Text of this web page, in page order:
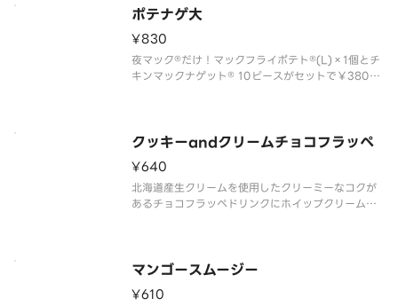
ポテナゲ大
¥830
夜マック®だけ！マックフライポテト®(L)×1個とチ
キンマックナゲット® 10ピースがセットで￥380以
クッキーandクリームチョコフラッペ
¥640
北海道産生クリームを使用したクリーミーなコクが
あるチョコフラッペドリンクにホイップクリーム・
マンゴースムージー
¥610